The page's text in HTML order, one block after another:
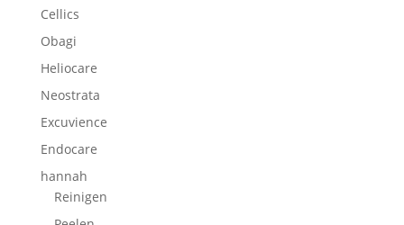
Cellics
Obagi
Heliocare
Neostrata
Excuvience
Endocare
hannah
Reinigen